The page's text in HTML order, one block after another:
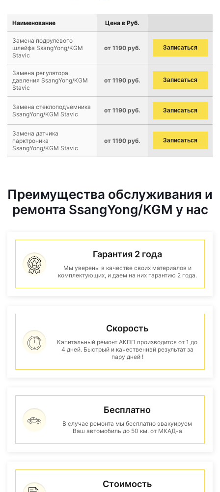
Наименование Цена в Руб.
Замена подрулевого
шлейфа SsangYong/KGM
Stavic
от 1190 руб. Записаться
Замена регулятора
давления SsangYong/KGM
Stavic
от 1190 руб. Записаться
Замена стеклоподъемника
SsangYong/KGM Stavic
от 1190 руб. Записаться
Замена датчика
парктроника
SsangYong/KGM Stavic
от 1190 руб. Записаться
Преимущества обслуживания и
ремонта SsangYong/KGM у нас
Гарантия 2 года
Мы уверены в качестве своих материалов и
комплектующих, и даем на них гарантию 2 года.
Скорость
Капитальный ремонт АКПП производится от 1 до
4 дней. Быстрый и качественнвй результат за
пару дней !
Бесплатно
В случае ремонта мы бесплатно эвакуируем
Ваш автомобиль до 50 км. от МКАД-а
Стоимость